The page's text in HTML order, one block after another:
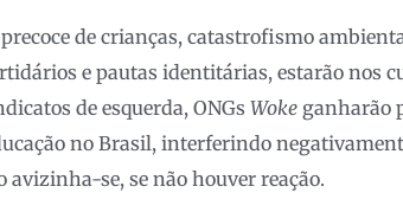
de crianças, catastrofismo
e pautas identitárias, estarão nos
de esquerda, ONGs Woke ganharão
no Brasil, interferindo
se, se não houver reação.